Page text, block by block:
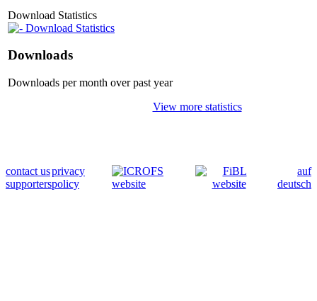
Download Statistics
Download Statistics
Downloads
Downloads per month over past year
View more statistics
contact us
supporters
privacy
policy
auf
deutsch